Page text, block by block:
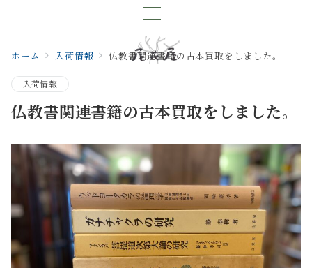
ホーム 入荷情報 仏教書関連書籍の古本買取をしました。
入荷情報
仏教書関連書籍の古本買取をしました。